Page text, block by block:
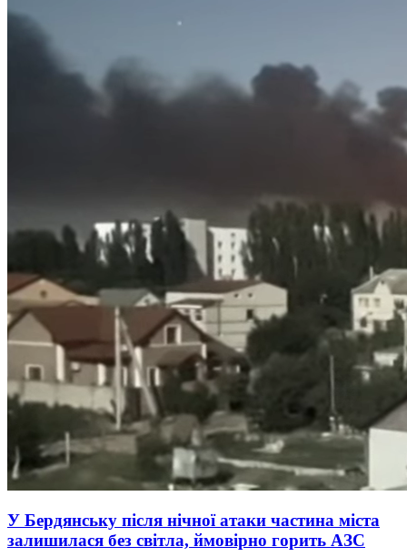
У Бердянську після нічної атаки частина міста
залишилася без світла, ймовірно горить АЗС